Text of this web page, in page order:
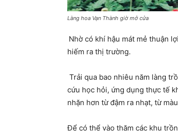
Làng hoa Vạn Thành giờ mở cửa
Nhờ có khí hậu mát mẻ thuận
hiếm ra thị trường.
Trải qua bao nhiêu năm làng
cứu học hỏi, ứng dụng thực tế
nhặn hơn từ đậm ra nhạt, từ
Để có thể vào thăm các khu